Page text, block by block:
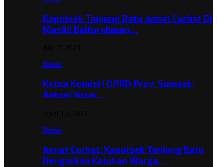
Kapolsek Tanjung Batu Jumat Curhat Di
Masjid Baiturahman…
Bisnis
Ketua Komisi I DPRD Prov. Sumsel;
Antoni Yuzar,…
Bisnis
Jumat Curhat, Kapolsek Tanjung Batu
Dengarkan Keluhan Warga…